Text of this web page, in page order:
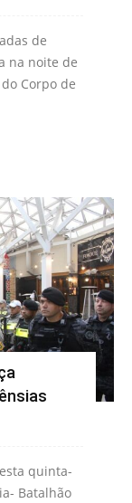
de
na noite de
Corpo de
quinta-
Batalhão